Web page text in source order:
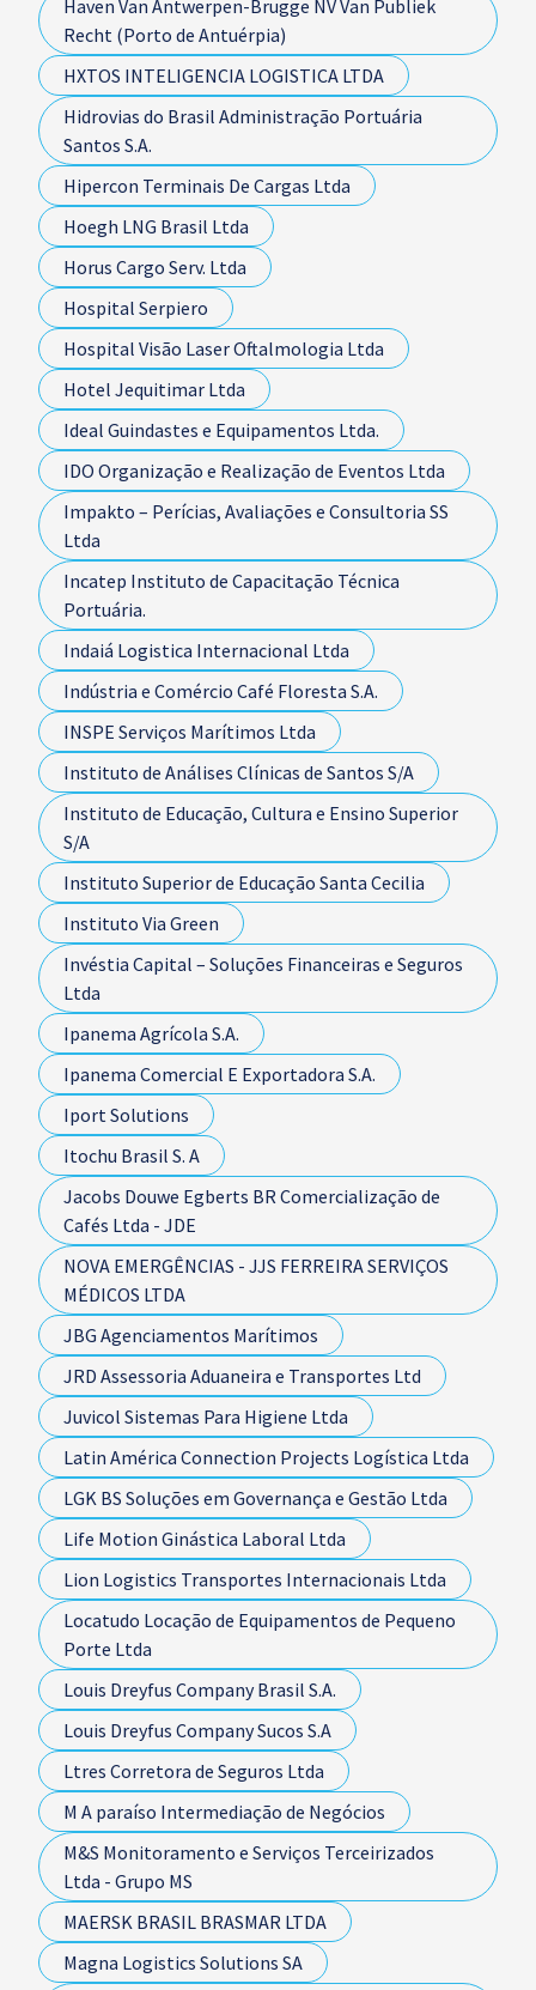
Haven Van Antwerpen-Brugge NV Van Publiek
Recht (Porto de Antuérpia)
HXTOS INTELIGENCIA LOGISTICA LTDA
Hidrovias do Brasil Administração Portuária
Santos S.A.
Hipercon Terminais De Cargas Ltda
Hoegh LNG Brasil Ltda
Horus Cargo Serv. Ltda
Hospital Serpiero
Hospital Visão Laser Oftalmologia Ltda
Hotel Jequitimar Ltda
Ideal Guindastes e Equipamentos Ltda.
IDO Organização e Realização de Eventos Ltda
Impakto – Perícias, Avaliações e Consultoria SS
Ltda
Incatep Instituto de Capacitação Técnica
Portuária.
Indaiá Logistica Internacional Ltda
Indústria e Comércio Café Floresta S.A.
INSPE Serviços Marítimos Ltda
Instituto de Análises Clínicas de Santos S/A
Instituto de Educação, Cultura e Ensino Superior
S/A
Instituto Superior de Educação Santa Cecilia
Instituto Via Green
Invéstia Capital – Soluções Financeiras e Seguros
Ltda
Ipanema Agrícola S.A.
Ipanema Comercial E Exportadora S.A.
Iport Solutions
Itochu Brasil S. A
Jacobs Douwe Egberts BR Comercialização de
Cafés Ltda - JDE
NOVA EMERGÊNCIAS - JJS FERREIRA SERVIÇOS
MÉDICOS LTDA
JBG Agenciamentos Marítimos
JRD Assessoria Aduaneira e Transportes Ltd
Juvicol Sistemas Para Higiene Ltda
Latin América Connection Projects Logística Ltda
LGK BS Soluções em Governança e Gestão Ltda
Life Motion Ginástica Laboral Ltda
Lion Logistics Transportes Internacionais Ltda
Locatudo Locação de Equipamentos de Pequeno
Porte Ltda
Louis Dreyfus Company Brasil S.A.
Louis Dreyfus Company Sucos S.A
Ltres Corretora de Seguros Ltda
M A paraíso Intermediação de Negócios
M&S Monitoramento e Serviços Terceirizados
Ltda - Grupo MS
MAERSK BRASIL BRASMAR LTDA
Magna Logistics Solutions SA